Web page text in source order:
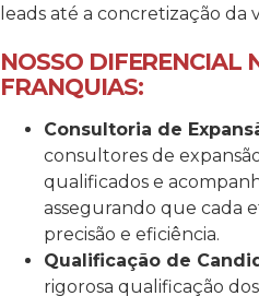
leads até a concretização da
NOSSO DIFERENCIAL
FRANQUIAS:
Consultoria de
consultores de
qualificados e
assegurando que cada
precisão e eficiência.
Qualificação de
rigorosa qualificação